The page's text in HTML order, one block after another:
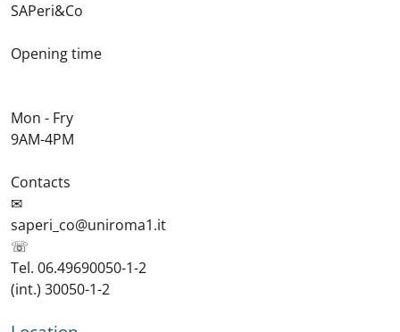
SAPeri&Co
Opening time
Mon - Fry
9AM-4PM
Contacts
✉
saperi_co@uniroma1.it
☏
Tel. 06.49690050-1-2
(int.) 30050-1-2